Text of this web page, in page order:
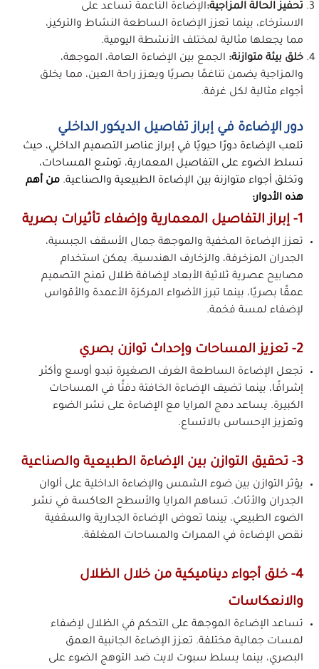
تحفيز الحالة المزاجية:الإضاءة الناعمة تساعد على
الاسترخاء، بينما تعزز الإضاءة الساطعة النشاط والتركيز،
مما يجعلها مثالية لمختلف الأنشطة اليومية.
خلق بيئة متوازنة: الجمع بين الإضاءة العامة، الموجهة،
والمزاجية يضمن تناغمًا بصريًا ويعزز راحة العين، مما يخلق
أجواء مثالية لكل غرفة.
دور الإضاءة في إبراز تفاصيل الديكور الداخلي
تلعب الإضاءة دورًا حيويًا في إبراز عناصر التصميم الداخلي، حيث
تسلط الضوء على التفاصيل المعمارية، توسّع المساحات،
وتخلق أجواء متوازنة بين الإضاءة الطبيعية والصناعية. من أهم
هذه الأدوار:
1- إبراز التفاصيل المعمارية وإضفاء تأثيرات بصرية
تعزز الإضاءة المخفية والموجهة جمال الأسقف الجبسية،
الجدران المزخرفة، والزخارف الهندسية. يمكن استخدام
مصابيح عصرية ثلاثية الأبعاد لإضافة ظلال تمنح التصميم
عمقًا بصريًا، بينما تبرز الأضواء المركزة الأعمدة والأقواس
لإضفاء لمسة فخمة.
2- تعزيز المساحات وإحداث توازن بصري
تجعل الإضاءة الساطعة الغرف الصغيرة تبدو أوسع وأكثر
إشراقًا، بينما تضيف الإضاءة الخافتة دفئًا في المساحات
الكبيرة. يساعد دمج المرايا مع الإضاءة على نشر الضوء
وتعزيز الإحساس بالاتساع.
3- تحقيق التوازن بين الإضاءة الطبيعية والصناعية
يؤثر التوازن بين ضوء الشمس والإضاءة الداخلية على ألوان
الجدران والأثاث. تساهم المرايا والأسطح العاكسة في نشر
الضوء الطبيعي، بينما تعوض الإضاءة الجدارية والسقفية
نقص الإضاءة في الممرات والمساحات المغلقة.
4- خلق أجواء ديناميكية من خلال الظلال
والانعكاسات
تساعد الإضاءة الموجهة على التحكم في الظلال لإضفاء
لمسات جمالية مختلفة. تعزز الإضاءة الجانبية العمق
البصري، بينما يسلط سبوت لايت ضد التوهج الضوء على